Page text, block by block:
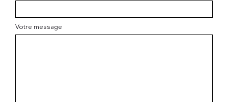
Votre message